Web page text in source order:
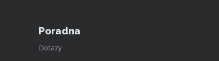
Poradna
Dotazy